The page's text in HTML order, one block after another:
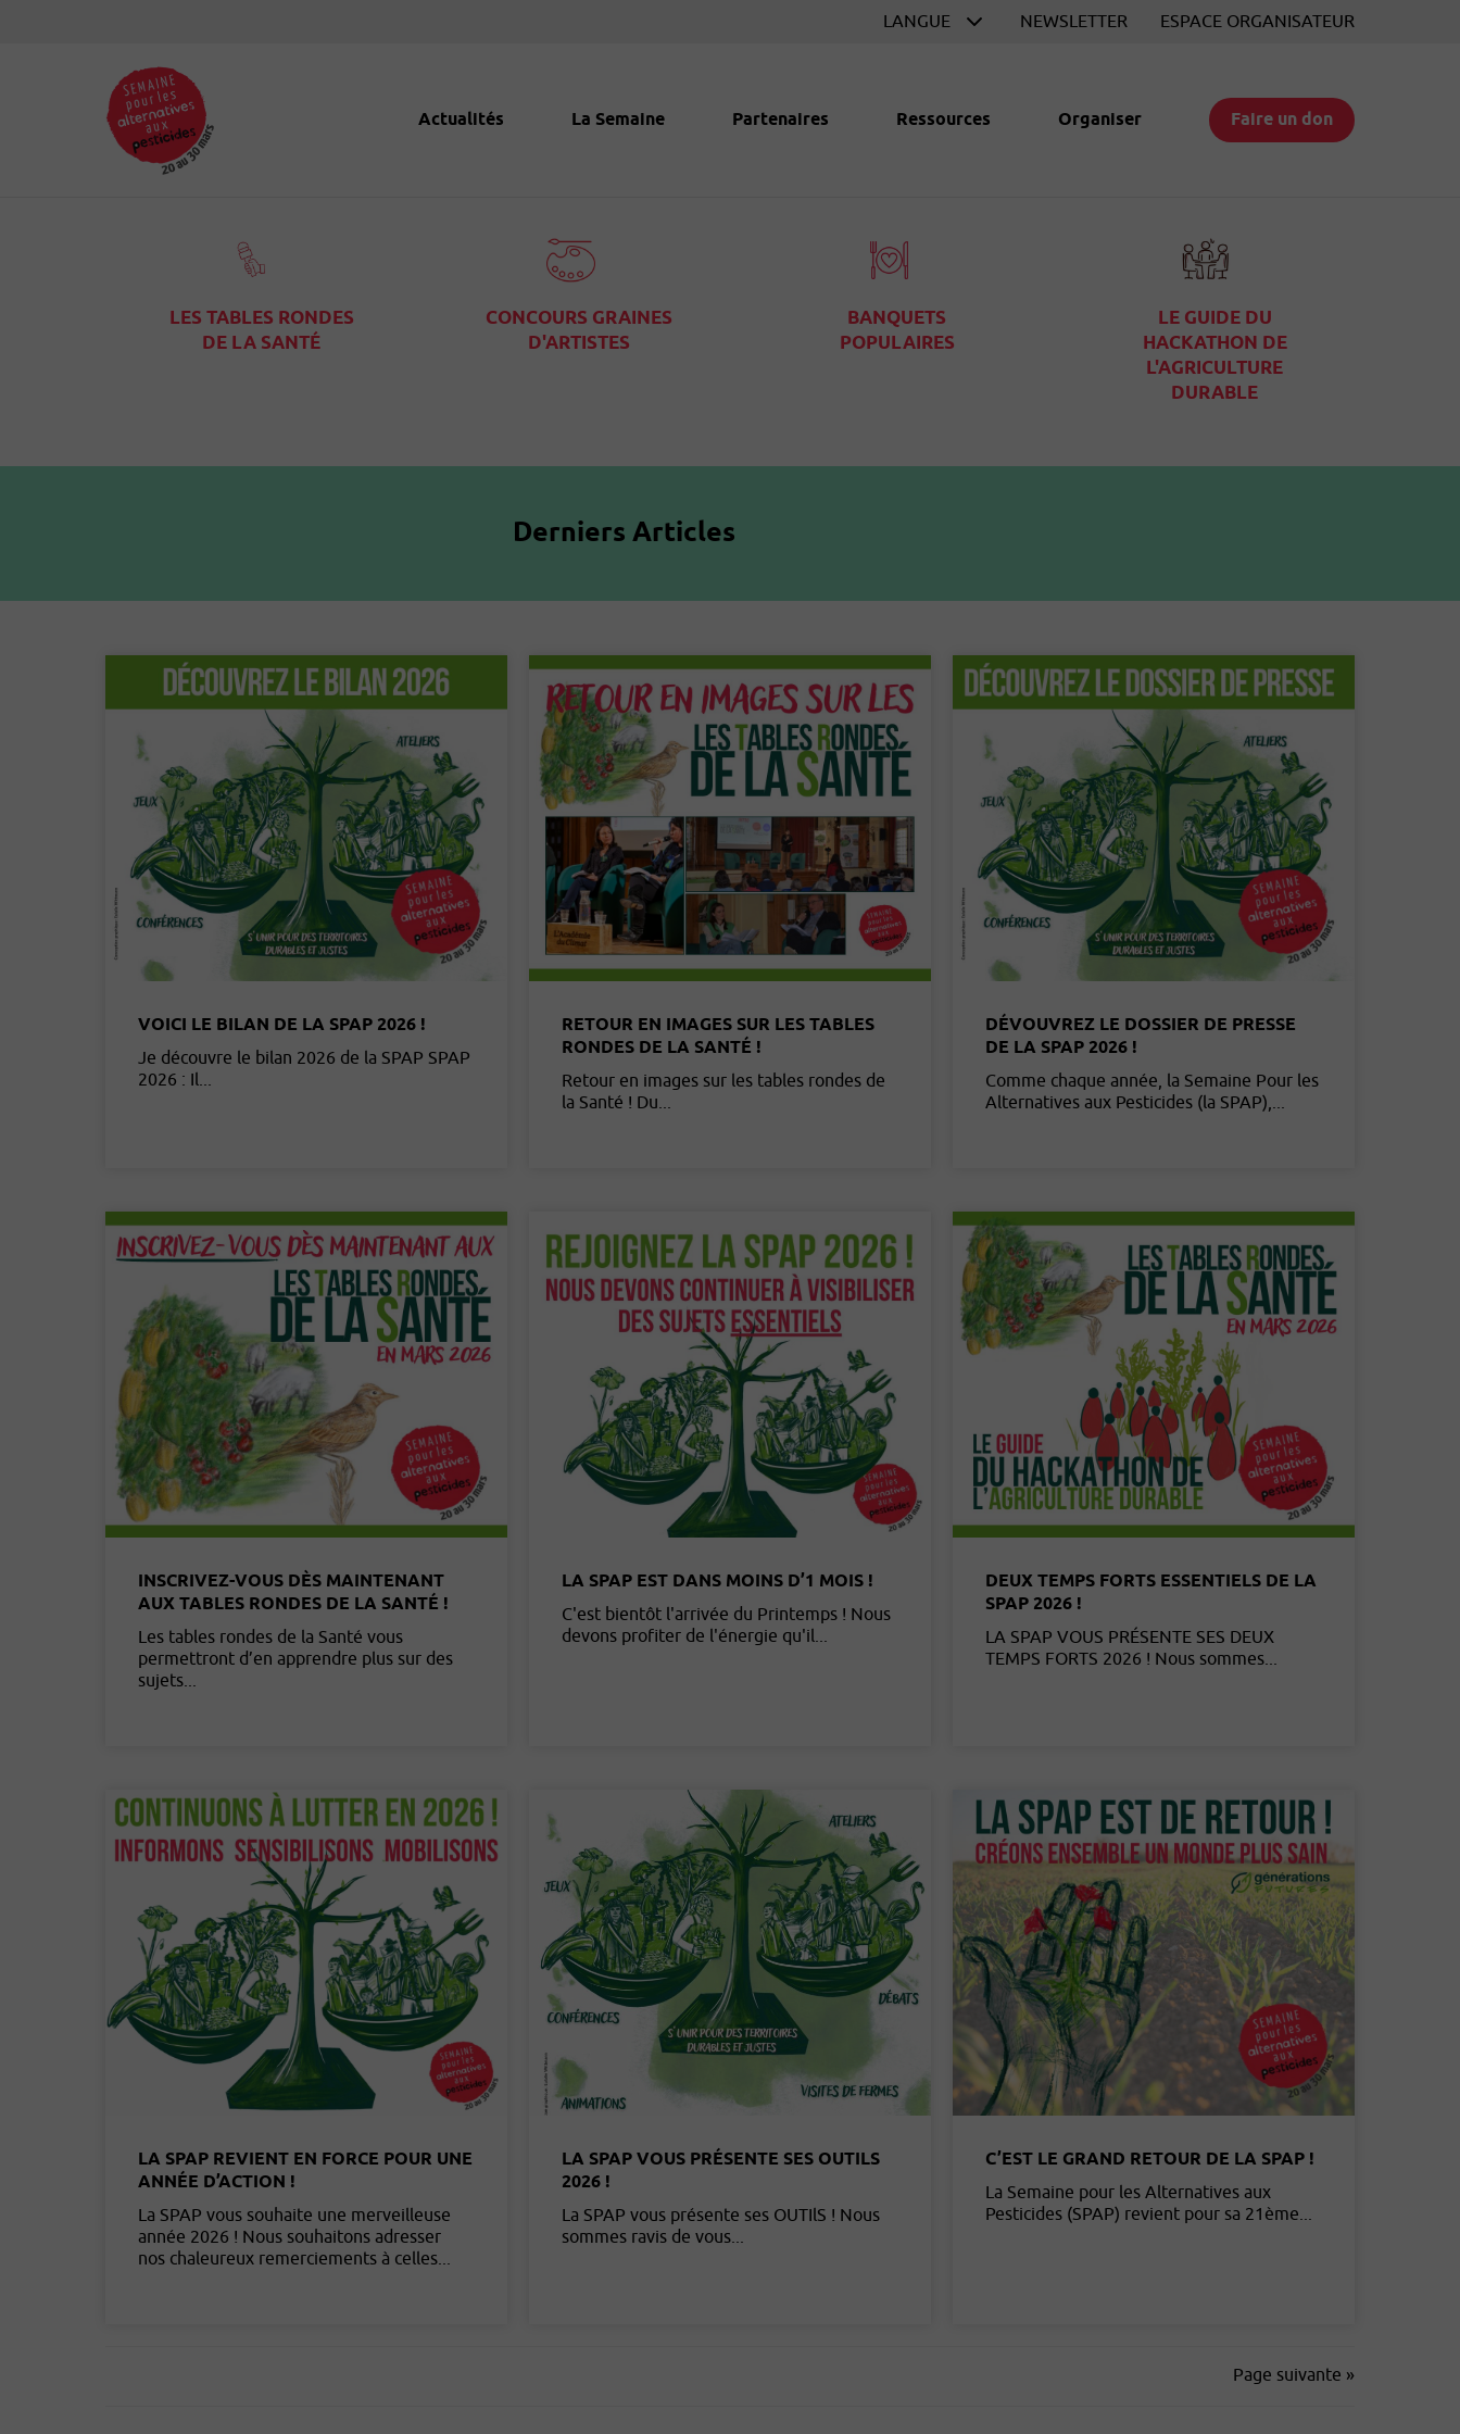
NEWSLETTER ESPACE ORGANISATEUR
Actualités La Semaine Partenaires Ressources Organiser Faire un don
LES TABLES RONDES
DE LA SANTÉ
CONCOURS GRAINES
D'ARTISTES
BANQUETS
POPULAIRES
LE GUIDE DU
HACKATHON DE
L'AGRICULTURE
DURABLE
Derniers Articles
VOICI LE BILAN DE LA SPAP 2026 !
Je découvre le bilan 2026 de la SPAP SPAP
2026 : Il...
RETOUR EN IMAGES SUR LES TABLES
RONDES DE LA SANTÉ !
Retour en images sur les tables rondes de
la Santé ! Du...
DÉVOUVREZ LE DOSSIER DE PRESSE
DE LA SPAP 2026 !
Comme chaque année, la Semaine Pour les
Alternatives aux Pesticides (la SPAP),...
INSCRIVEZ-VOUS DÈS MAINTENANT
AUX TABLES RONDES DE LA SANTÉ !
Les tables rondes de la Santé vous
permettront d’en apprendre plus sur des
sujets...
LA SPAP EST DANS MOINS D’1 MOIS !
C'est bientôt l'arrivée du Printemps ! Nous
devons profiter de l'énergie qu'il...
DEUX TEMPS FORTS ESSENTIELS DE LA
SPAP 2026 !
LA SPAP VOUS PRÉSENTE SES DEUX
TEMPS FORTS 2026 ! Nous sommes...
LA SPAP REVIENT EN FORCE POUR UNE
ANNÉE D’ACTION !
La SPAP vous souhaite une merveilleuse
année 2026 ! Nous souhaitons adresser
nos chaleureux remerciements à celles...
LA SPAP VOUS PRÉSENTE SES OUTILS
2026 !
La SPAP vous présente ses OUTIlS ! Nous
sommes ravis de vous...
C’EST LE GRAND RETOUR DE LA SPAP !
La Semaine pour les Alternatives aux
Pesticides (SPAP) revient pour sa 21ème...
Page suivante »